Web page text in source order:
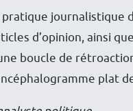
pratique journalistique
d’opinion, ainsi
boucle de
plat